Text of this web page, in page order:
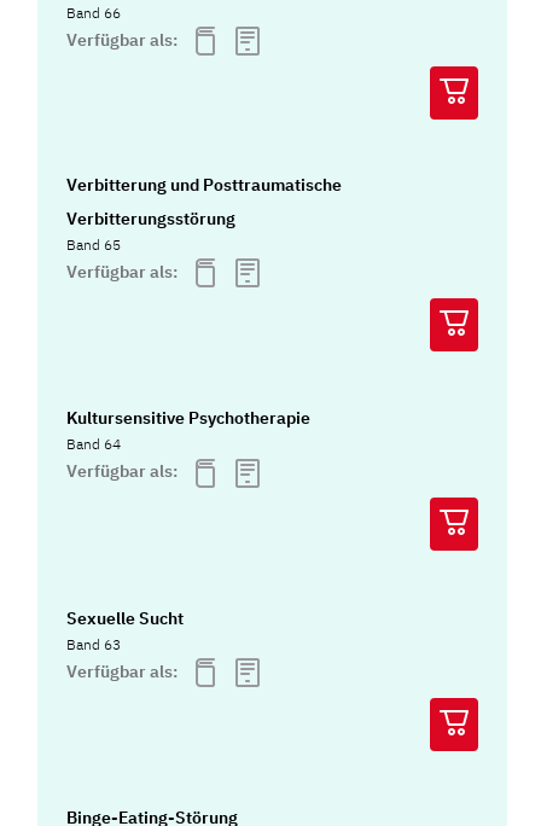
Band 66
Verfügbar als:
Verbitterung und Posttraumatische
Verbitterungsstörung
Band 65
Verfügbar als:
Kultursensitive Psychotherapie
Band 64
Verfügbar als:
Sexuelle Sucht
Band 63
Verfügbar als:
Binge-Eating-Störung